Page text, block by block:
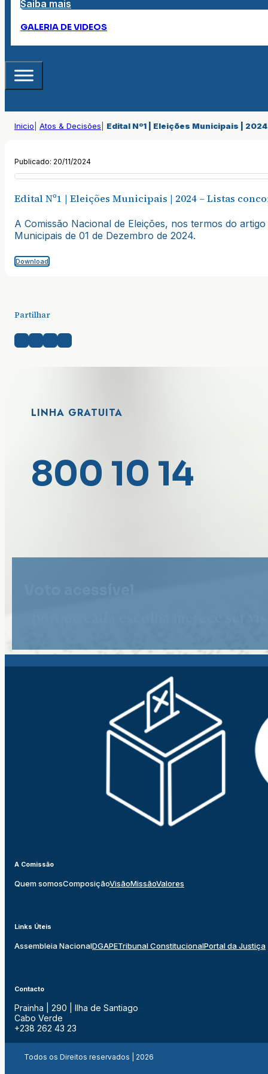
Saiba mais
GALERIA DE VIDEOS
Inicio Atos & Decisões Edital Nº1 | Eleições Municipais |
Publicado: 20/11/2024
Edital Nº1 | Eleições Municipais | 2024 – Listas
A Comissão Nacional de Eleições, nos termos do
Municipais de 01 de Dezembro de 2024.
Download
Partilhar
LINHA GRATUITA
800 10 14
A Comissão
Quem somosComposiçãoVisãoMissãoValores
Links Úteis
Assembleia NacionalDGAPETribunal ConstitucionalPortal da Justiça
Contacto
Prainha | 290 | Ilha de Santiago
Cabo Verde
+238 262 43 23
Todos os Direitos reservados | 2026